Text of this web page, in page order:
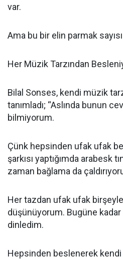
var.
Ama bu bir elin parmak
Her Müzik Tarzından
Bilal Sonses, kendi müzik
tanımladı; “Aslında bunun
bilmiyorum.
Çünk hepsinden ufak ufak
şarkısı yaptığımda arabesk
zaman bağlama da
Her tazdan ufak ufak
düşünüyorum. Bugüne
dinledim.
Hepsinden beslenerek kendi